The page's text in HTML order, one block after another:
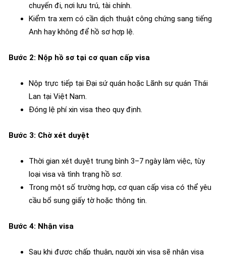
chuyến đi, nơi lưu trú, tài chính.
Kiểm tra xem có cần dịch thuật công chứng sang tiếng
Anh hay không để hồ sơ hợp lệ.
Bước 2: Nộp hồ sơ tại cơ quan cấp visa
Nộp trực tiếp tại Đại sứ quán hoặc Lãnh sự quán Thái
Lan tại Việt Nam.
Đóng lệ phí xin visa theo quy định.
Bước 3: Chờ xét duyệt
Thời gian xét duyệt trung bình 3–7 ngày làm việc, tùy
loại visa và tình trạng hồ sơ.
Trong một số trường hợp, cơ quan cấp visa có thể yêu
cầu bổ sung giấy tờ hoặc thông tin.
Bước 4: Nhận visa
Sau khi được chấp thuận, người xin visa sẽ nhận visa